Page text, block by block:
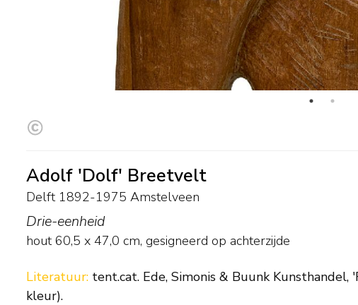
Adolf 'Dolf' Breetvelt
Delft 1892-1975 Amstelveen
Drie-eenheid
hout 60,5 x 47,0 cm, gesigneerd op achterzijde
Literatuur: tent.cat. Ede, Simonis & Buunk
kleur).